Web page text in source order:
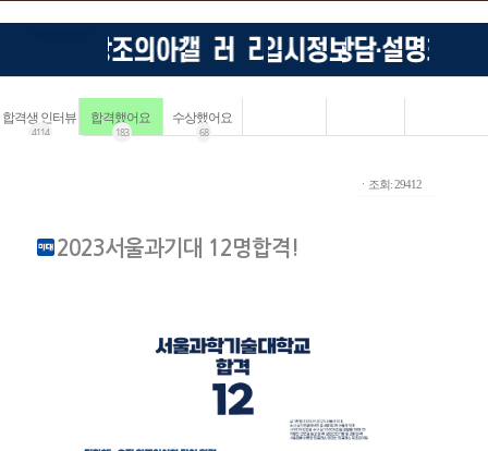
합격생 인터뷰
4114
합격했어요
183
수상했어요
68
ㆍ조회: 29412
2023서울과기대 12명합격!